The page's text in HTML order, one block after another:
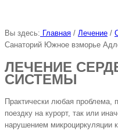
Вы здесь: Главная / Лечение /
Санаторий Южное взморье
ЛЕЧЕНИЕ
СИСТЕМЫ
Практически любая проблема,
поездку на курорт, так или
нарушением микроциркуляции